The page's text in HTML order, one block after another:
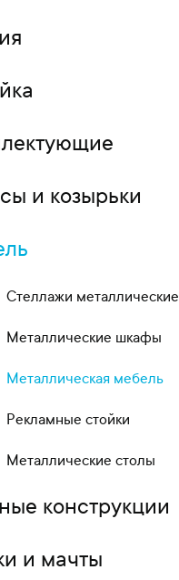
и козырьки
Стеллажи металлические
Металлические шкафы
Металлическая мебель
Рекламные стойки
Металлические столы
конструкции
и мачты